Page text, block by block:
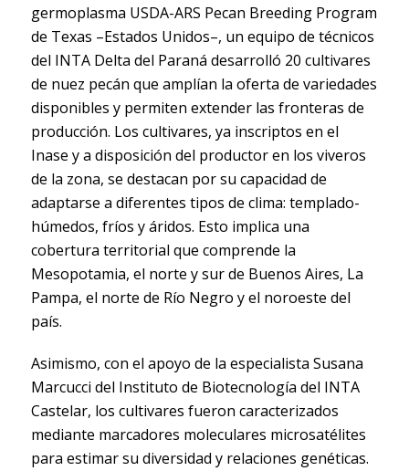
germoplasma USDA-ARS Pecan Breeding Program
de Texas –Estados Unidos–, un equipo de técnicos
del INTA Delta del Paraná desarrolló 20 cultivares
de nuez pecán que amplían la oferta de variedades
disponibles y permiten extender las fronteras de
producción. Los cultivares, ya inscriptos en el
Inase y a disposición del productor en los viveros
de la zona, se destacan por su capacidad de
adaptarse a diferentes tipos de clima: templado-
húmedos, fríos y áridos. Esto implica una
cobertura territorial que comprende la
Mesopotamia, el norte y sur de Buenos Aires, La
Pampa, el norte de Río Negro y el noroeste del
país.
Asimismo, con el apoyo de la especialista Susana
Marcucci del Instituto de Biotecnología del INTA
Castelar, los cultivares fueron caracterizados
mediante marcadores moleculares microsatélites
para estimar su diversidad y relaciones genéticas.